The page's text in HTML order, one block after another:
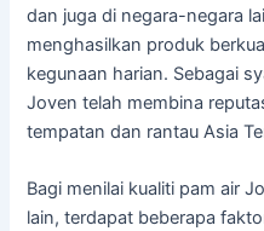
dan juga di negara-negara
menghasilkan produk
kegunaan harian. Sebagai
Joven telah membina
tempatan dan rantau Asia
Bagi menilai kualiti pam air
lain, terdapat beberapa